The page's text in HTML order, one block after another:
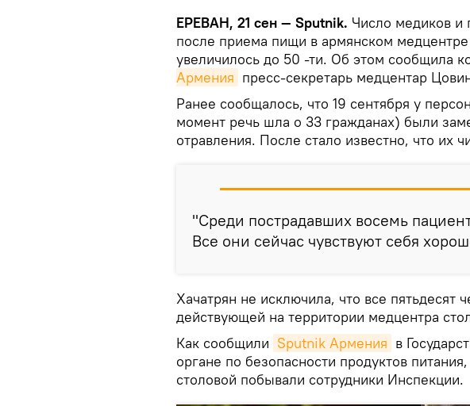
ЕРЕВАН, 21 сен — Sputnik. Число медиков и
после приема пищи в армянском медцентре
увеличилось до 50 -ти. Об этом сообщила
Армения пресс-секретарь медцентар
Ранее сообщалось, что 19 сентября у
момент речь шла о 33 гражданах) были
отравления. После стало известно, что их
"Среди пострадавших восемь
Все они сейчас чувствуют себя
Хачатрян не исключила, что все пятьдесят
действующей на территории медцентра
Как сообщили Sputnik Армения в
органе по безопасности продуктов
столовой побывали сотрудники Инспекции.